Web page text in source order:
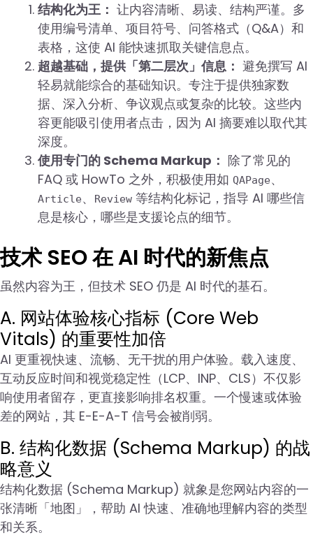
结构化为王： 让内容清晰、易读、结构严谨。多
使用编号清单、项目符号、问答格式（Q&A）和
表格，这使 AI 能快速抓取关键信息点。
超越基础，提供「第二层次」信息： 避免撰写 AI
轻易就能综合的基础知识。专注于提供独家数
据、深入分析、争议观点或复杂的比较。这些内
容更能吸引使用者点击，因为 AI 摘要难以取代其
深度。
使用专门的 Schema Markup： 除了常见的
FAQ 或 HowTo 之外，积极使用如 QAPage、
Article、 Review 等结构化标记，指导 AI 哪些信
息是核心，哪些是支援论点的细节。
技术 SEO 在 AI 时代的新焦点
虽然内容为王，但技术 SEO 仍是 AI 时代的基石。
A. 网站体验核心指标 (Core Web
Vitals) 的重要性加倍
AI 更重视快速、流畅、无干扰的用户体验。载入速度、
互动反应时间和视觉稳定性（LCP、INP、CLS）不仅影
响使用者留存，更直接影响排名权重。一个慢速或体验
差的网站，其 E-E-A-T 信号会被削弱。
B. 结构化数据 (Schema Markup) 的战
略意义
结构化数据 (Schema Markup) 就象是您网站内容的一
张清晰「地图」，帮助 AI 快速、准确地理解内容的类型
和关系。